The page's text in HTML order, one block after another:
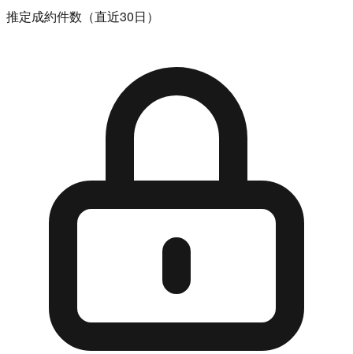
推定成約件数（直近30日）